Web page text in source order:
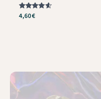
Note
4.53
4,60€